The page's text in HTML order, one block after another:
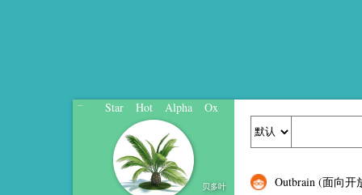
Star Hot Alpha Ox
贝多叶
Outbrain (面向开